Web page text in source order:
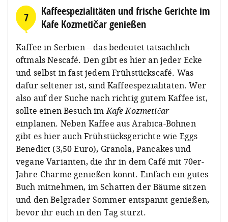
7
Kaffeespezialitäten und frische Gerichte im
Kafe Kozmetičar genießen
Kaffee in Serbien – das bedeutet tatsächlich
oftmals Nescafé. Den gibt es hier an jeder Ecke
und selbst in fast jedem Frühstückscafé. Was
dafür seltener ist, sind Kaffeespezialitäten. Wer
also auf der Suche nach richtig gutem Kaffee ist,
sollte einen Besuch imKafe Kozmetičar
einplanen. Neben Kaffee aus Arabica-Bohnen
gibt es hier auch Frühstücksgerichte wie Eggs
Benedict (3,50 Euro), Granola, Pancakes und
vegane Varianten, die ihr in dem Café mit 70er-
Jahre-Charme genießen könnt. Einfach ein gutes
Buch mitnehmen, im Schatten der Bäume sitzen
und den Belgrader Sommer entspannt genießen,
bevor ihr euch in den Tag stürzt.